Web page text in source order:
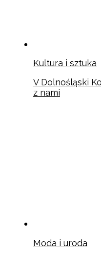
Kultura i sztuka
V Dolnośląski
z nami
Moda i uroda